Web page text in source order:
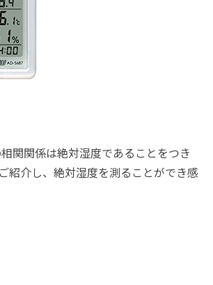
関関係は絶対湿度であることをつき
紹介し、絶対湿度を測ることができ感